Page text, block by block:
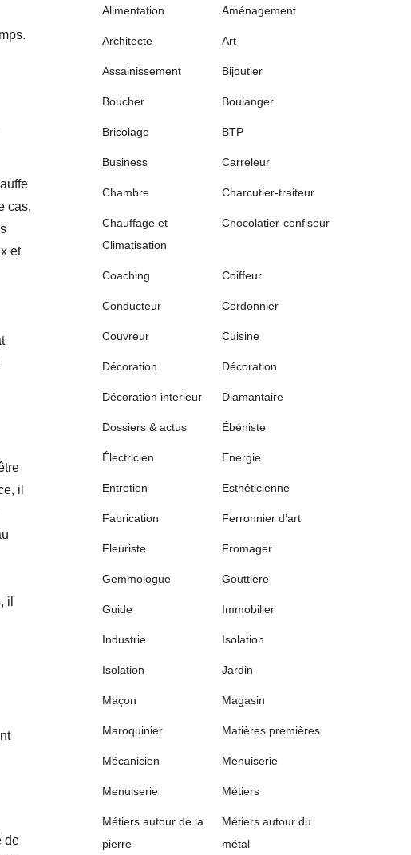
cas,
et
il
il
de
Alimentation Aménagement
Architecte Art
Assainissement Bijoutier
Boucher Boulanger
Bricolage BTP
Business Carreleur
Chambre Charcutier-traiteur
Chauffage et
Climatisation
Chocolatier-confiseur
Coaching Coiffeur
Conducteur Cordonnier
Couvreur Cuisine
Décoration Décoration
Décoration interieur Diamantaire
Dossiers & actus Ébéniste
Électricien Energie
Entretien Esthéticienne
Fabrication Ferronnier d’art
Fleuriste Fromager
Gemmologue Gouttière
Guide Immobilier
Industrie Isolation
Isolation Jardin
Maçon Magasin
Maroquinier Matières premières
Mécanicien Menuiserie
Menuiserie Métiers
Métiers autour de la
pierre
Métiers autour du
métal